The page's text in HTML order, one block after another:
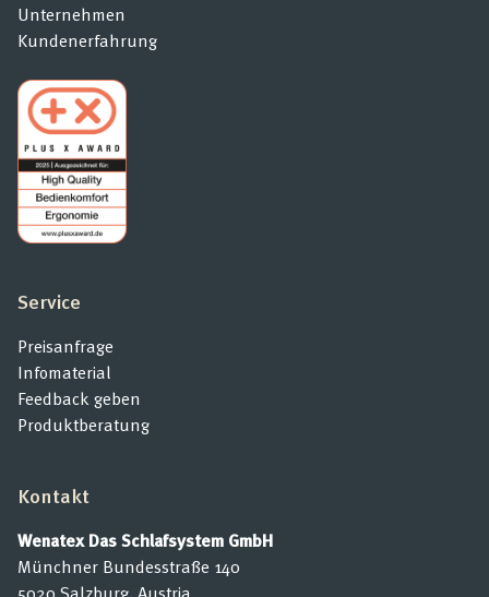
Unternehmen
Kundenerfahrung
Service
Preisanfrage
Infomaterial
Feedback geben
Produktberatung
Kontakt
Wenatex Das Schlafsystem GmbH
Münchner Bundesstraße 140